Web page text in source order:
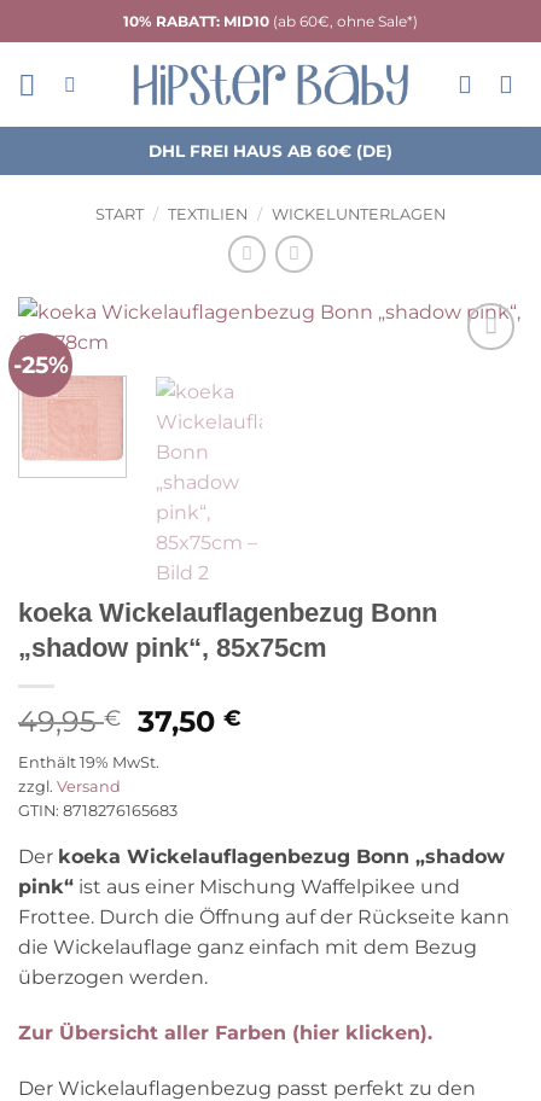
Inhalt
springen
10% RABATT: MID10 (ab 60€, ohne Sale*)
DHL FREI HAUS AB 60€ (DE)
START / TEXTILIEN / WICKELUNTERLAGEN
-25%
koeka Wickelauflagenbezug Bonn
„shadow pink“, 85x75cm
49,95€
Ursprünglicher
Preis
war:
49,95 €
37,50€
Enthält 19% MwSt.
zzgl. Versand
GTIN: 8718276165683
Der koeka Wickelauflagenbezug Bonn „shadow
pink“ ist aus einer Mischung Waffelpikee und
Frottee. Durch die Öffnung auf der Rückseite kann
die Wickelauflage ganz einfach mit dem Bezug
überzogen werden.
Zur Übersicht aller Farben (hier klicken).
Der Wickelauflagenbezug passt perfekt zu den